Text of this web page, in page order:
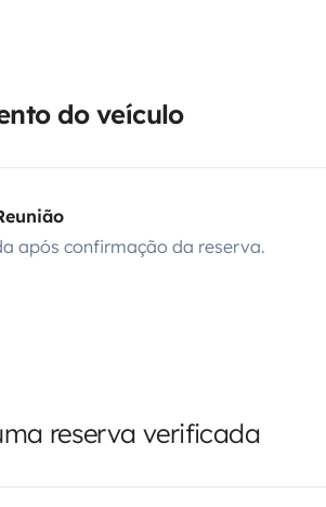
do veículo
após confirmação da reserva.
reserva verificada